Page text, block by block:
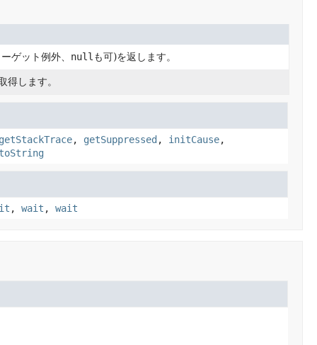
ゲット例外、 null も可)を返します。
得します。
getStackTrace, getSuppressed , initCause,
toString
, wait , wait